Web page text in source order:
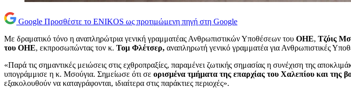
Google Προσθέστε το ENIKOS ως προτιμώμενη πηγή στη Google
Με δραματικό τόνο η αναπληρώτρια γενική γραμματέας Ανθρωπιστικών Υποθέσεων του ΟΗΕ, Τζόις
του ΟΗΕ, εκπροσωπώντας τον κ. Τομ Φλέτσερ, αναπληρωτή γενικό γραμματέα για Ανθρωπιστικές
«Παρά τις σημαντικές μειώσεις στις εχθροπραξίες, παραμένει ζωτικής σημασίας η συνέχιση της
υπογράμμισε η κ. Μσούγια. Σημείωσε ότι σε ορισμένα τμήματα της επαρχίας του Χαλεπίου και της
εξακολουθούν να καταγράφονται, ιδιαίτερα στις παράκτιες περιοχές».